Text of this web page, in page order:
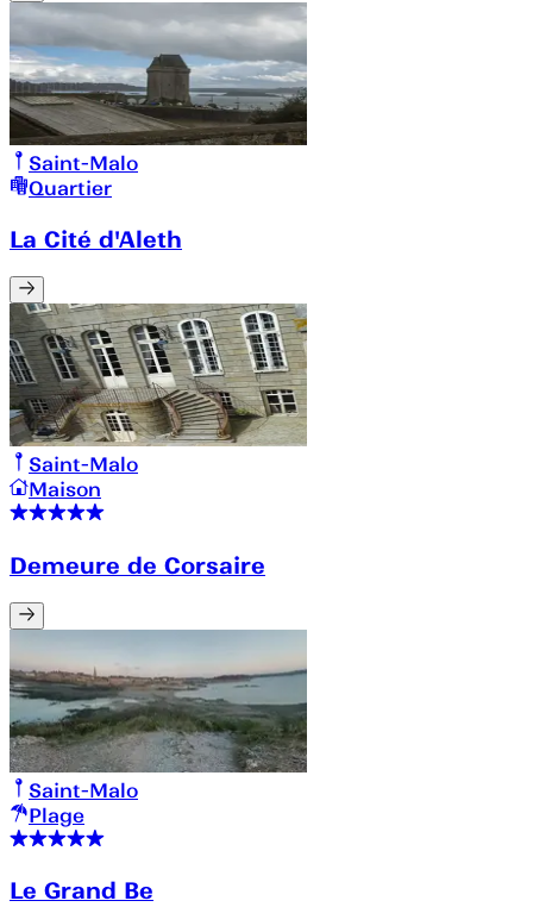
Saint-Malo
Quartier
La Cité d'Aleth
Saint-Malo
Maison
Demeure de Corsaire
Saint-Malo
Plage
Le Grand Be